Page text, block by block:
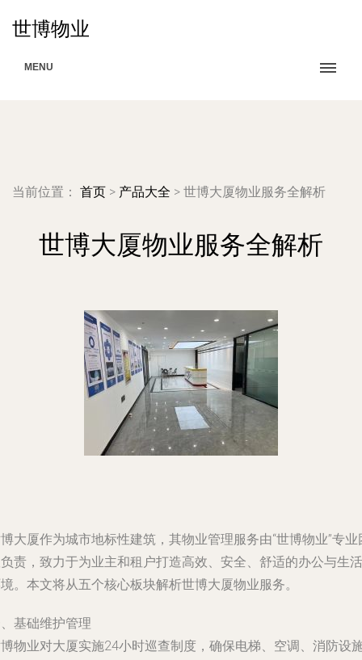
世博物业
MENU
当前位置： 首页 > 产品大全 > 世博大厦物业服务全解析
世博大厦物业服务全解析
大厦作为城市地标性建筑，其物业管理服务由“世博物业”专业
责，致力于为业主和租户打造高效、安全、舒适的办公与生活
。本文将从五个核心板块解析世博大厦物业服务。
基础维护管理
物业对大厦实施24小时巡查制度，确保电梯、空调、消防设